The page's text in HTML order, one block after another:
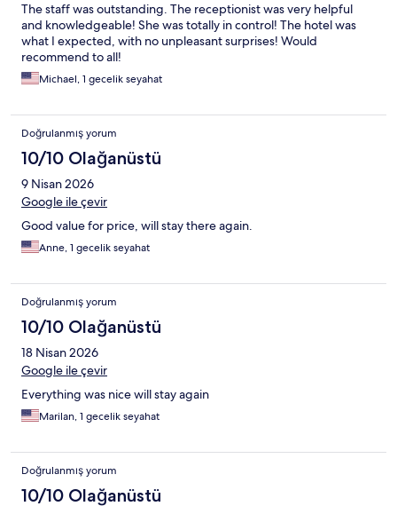
The staff was outstanding. The receptionist was very helpful
and knowledgeable! She was totally in control! The hotel was
what I expected, with no unpleasant surprises! Would
recommend to all!
Michael, 1 gecelik seyahat
Doğrulanmış yorum
10/10 Olağanüstü
9 Nisan 2026
Google ile çevir
Good value for price, will stay there again.
Anne, 1 gecelik seyahat
Doğrulanmış yorum
10/10 Olağanüstü
18 Nisan 2026
Google ile çevir
Everything was nice will stay again
Marilan, 1 gecelik seyahat
Doğrulanmış yorum
10/10 Olağanüstü